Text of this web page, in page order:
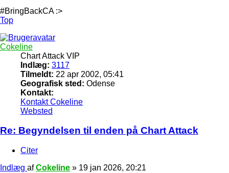
#BringBackCA :>
Top
Cokeline
Chart Attack VIP
Indlæg: 3117
Tilmeldt: 22 apr 2002, 05:41
Geografisk sted: Odense
Kontakt:
Kontakt Cokeline
Websted
Re: Begyndelsen til enden på Chart Attack
Citer
Indlæg afCokeline » 19 jan 2026, 20:21